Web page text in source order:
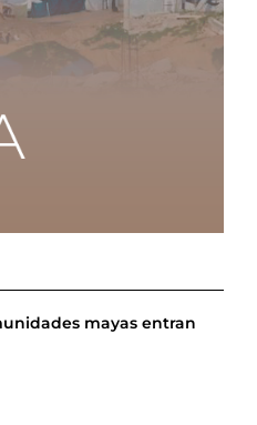
mayas entran